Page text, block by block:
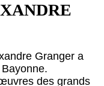
Granger a
des grands